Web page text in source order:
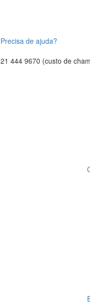
Precisa de ajuda?
21 444 9670 (custo de